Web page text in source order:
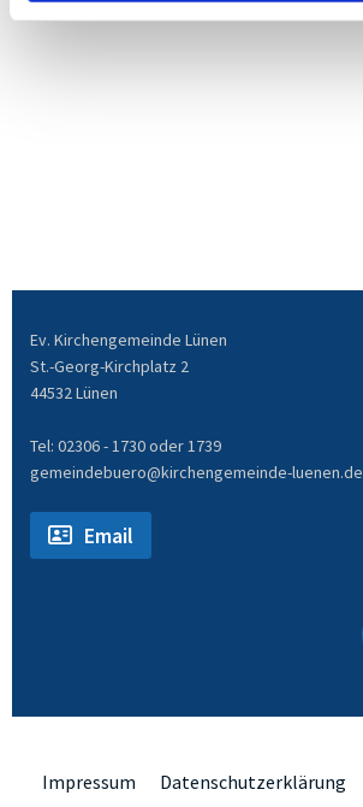
Ev. Kirchengemeinde Lünen
St.-Georg-Kirchplatz 2
44532 Lünen
Tel: 02306 - 1730 oder 1739
gemeindebuero@kirchengemeinde-luenen.de
Email
Impressum Datenschutzerklärung